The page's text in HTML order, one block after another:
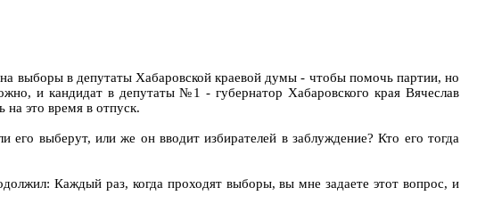
выборы в депутаты Хабаровской краевой думы - чтобы помочь партии, но
и кандидат в депутаты №1 - губернатор Хабаровского края Вячеслав
на это время в отпуск.
выберут, или же он вводит избирателей в заблуждение? Кто его тогда
Каждый раз, когда проходят выборы, вы мне задаете этот вопрос, и